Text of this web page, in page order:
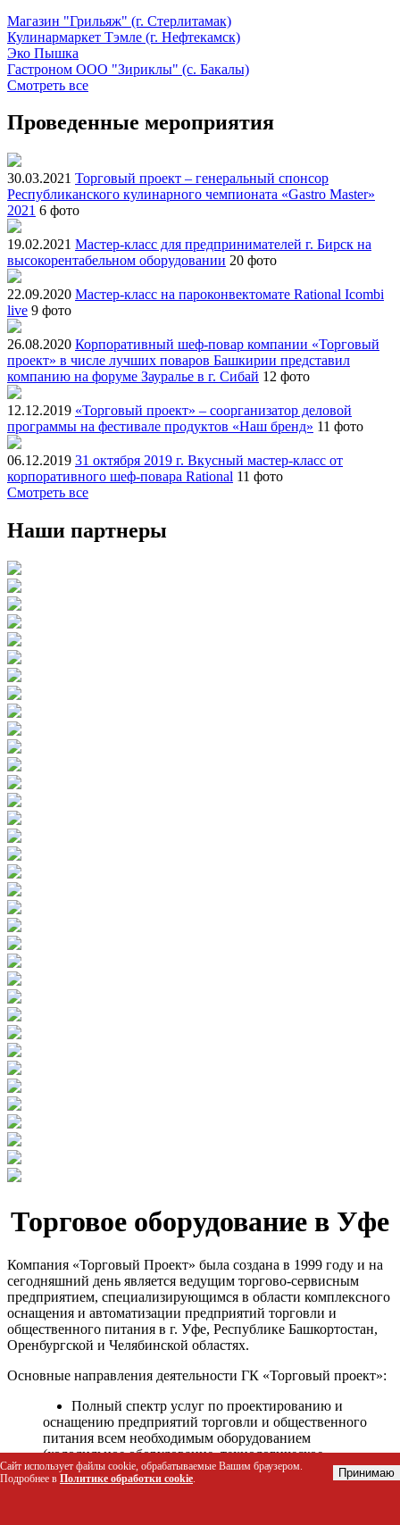
Магазин "Грильяж" (г. Стерлитамак)
Кулинармаркет Тэмле (г. Нефтекамск)
Эко Пышка
Гастроном ООО "Зириклы" (с. Бакалы)
Смотреть все
Проведенные мероприятия
30.03.2021 Торговый проект – генеральный спонсор
Республиканского кулинарного чемпионата «Gastro Master»
2021 6 фото
19.02.2021 Мастер-класс для предпринимателей г. Бирск на
высокорентабельном оборудовании 20 фото
22.09.2020 Мастер-класс на пароконвектомате Rational Icombi
live 9 фото
26.08.2020 Корпоративный шеф-повар компании «Торговый
проект» в числе лучших поваров Башкирии представил
компанию на форуме Зауралье в г. Сибай 12 фото
12.12.2019 «Торговый проект» – соорганизатор деловой
программы на фестивале продуктов «Наш бренд» 11 фото
06.12.2019 31 октября 2019 г. Вкусный мастер-класс от
корпоративного шеф-повара Rational 11 фото
Смотреть все
Наши партнеры
Торговое оборудование в Уфе
Компания «Торговый Проект» была создана в 1999 году и на
сегодняшний день является ведущим торгово-сервисным
предприятием, специализирующимся в области комплексного
оснащения и автоматизации предприятий торговли и
общественного питания в г. Уфе, Республике Башкортостан,
Оренбургской и Челябинской областях.
Основные направления деятельности ГК «Торговый проект»:
Полный спектр услуг по проектированию и
оснащению предприятий торговли и общественного
питания всем необходимым оборудованием
(холодильное оборудование, технологическое
оборудование, стеллажное оборудование и т.д.);
Автоматизация торговых процессов и внедрения
Сайт использует файлы cookie, обрабатываемые Вашим браузером.
Подробнее в Политике обработки cookie. Принимаю